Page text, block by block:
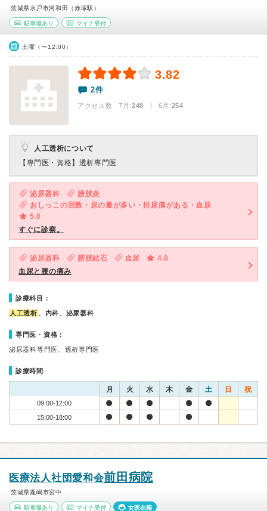
茨城県水戸市河和田（赤塚駅）
駐車場あり マイナ受付
土曜（〜12:00）
3.82
2件
アクセス数 7月:248 | 6月:254
人工透析について
【専門医・資格】 透析専門医
泌尿器科
膀胱炎
おしっこの回数・尿の量が多い・排尿痛がある・血尿
5.0
すぐに診察。
泌尿器科 膀胱結石 血尿
4.0
血尿と腰の痛み
診療科目：
人工透析 、内科、泌尿器科
専門医・資格：
泌尿器科専門医、透析専門医
診療時間
月 火 水 木 金 土 日 祝
09:00-12:00
15:00-18:00
医療法人社団愛和会前田病院
茨城県鹿嶋市宮中
駐車場あり マイナ受付 女医在籍